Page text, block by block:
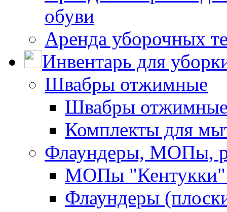
обуви
Аренда уборочных
Инвентарь для
Швабры отжимные
Швабры
Комплекты для
Флаундеры, МОПы,
МОПы "Кентукки"
Флаундеры